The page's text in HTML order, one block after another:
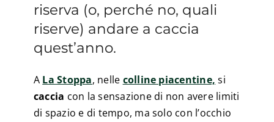
riserva (o, perché no, quali
riserve) andare a caccia
quest’anno.
A La Stoppa, nelle colline piacentine, si
caccia con la sensazione di non avere limiti
di spazio e di tempo, ma solo con l’occhio